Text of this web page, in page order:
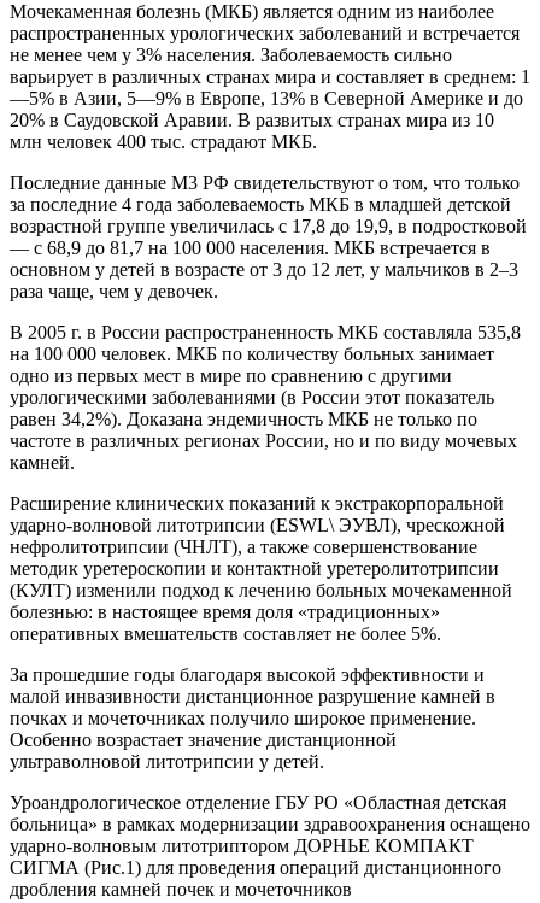
Мочекаменная болезнь (МКБ) является одним из наи­более
распространенных урологических заболеваний и встречается
не менее чем у 3% населения. Заболеваемость сильно
варьирует в различных странах мира и составляет в среднем: 1
—5% в Азии, 5—9% в Европе, 13% в Северной Америке и до
20% в Саудовской Аравии. В развитых странах мира из 10
млн человек 400 тыс. страдают МКБ.
Последние данные М3 РФ свидетельствуют о том, что только
за последние 4 года заболеваемость МКБ в млад­шей детской
возрастной группе увеличилась с 17,8 до 19,9, в подростковой
— с 68,9 до 81,7 на 100 000 населения. МКБ встречается в
основном у детей в возрасте от 3 до 12 лет, у мальчиков в 2–3
раза чаще, чем у девочек.
В 2005 г. в России рас­пространенность МКБ составляла 535,8
на 100 000 человек. МКБ по количеству больных занимает
одно из первых мест в мире по сравнению с другими
урологическими заболева­ниями (в России этот показатель
равен 34,2%). Доказана эндемичность МКБ не только по
частоте в различных регионах России, но и по виду мочевых
камней.
Расширение клинических показаний к экстракорпоральной
ударно-волновой литотрипсии (ESWL\ ЭУВЛ), чрескожной
нефролитотрипсии (ЧНЛТ), а также совершенствование
методик уретероскопии и контактной уретеролитотрипсии
(КУЛТ) изменили подход к лечению больных мочекаменной
болезнью: в настоящее время доля «традиционных»
оперативных вмешательств составляет не более 5%.
За прошедшие годы благодаря высокой эффектив­ности и
малой инвазивности дистанционное разрушение камней в
почках и мочеточниках получило широкое применение.
Особенно возрастает значение дистанционной
ультраволновой литотрипсии у детей.
Уроандрологическое отделение ГБУ РО «Областная детская
больница» в рамках модернизации здравоохранения оснащено
ударно-волновым литотриптором ДОРНЬЕ КОМПАКТ
СИГМА (Рис.1) для проведения операций дистанционного
дробления камней почек и мочеточников